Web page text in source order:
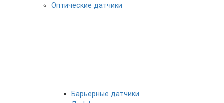
Оптические датчики
Барьерные датчики